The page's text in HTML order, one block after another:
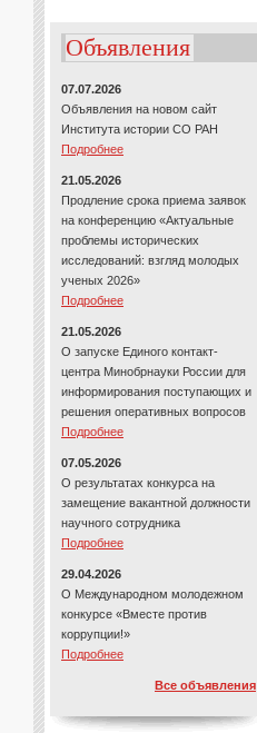
Объявления
07.07.2026
Объявления на новом сайт
Института истории СО РАН
Подробнее
21.05.2026
Продление срока приема заявок
на конференцию «Актуальные
проблемы исторических
исследований: взгляд молодых
ученых 2026»
Подробнее
21.05.2026
О запуске Единого контакт-
центра Минобрнауки России для
информирования поступающих и
решения оперативных вопросов
Подробнее
07.05.2026
О результатах конкурса на
замещение вакантной должности
научного сотрудника
Подробнее
29.04.2026
О Международном молодежном
конкурсе «Вместе против
коррупции!»
Подробнее
Все объявления